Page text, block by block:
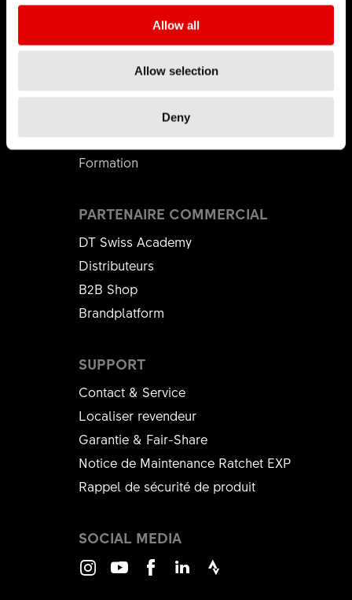
Allow all
Allow selection
Deny
CARRIÈRE
Jobs et carrière
Rechercher un emploi
Environnement de travail
Début de carrière
Formation
SUPPORT
Contact & Service
Localiser revendeur
Garantie & Fair-Share
Notice de Maintenance Ratchet EXP
Rappel de sécurité de produit
PARTENAIRE COMMERCIAL
DT Swiss Academy
Distributeurs
B2B Shop
Brandplatform
SOCIAL MEDIA